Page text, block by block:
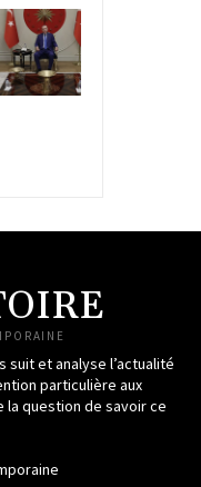
et analyse l’actualité
particulière aux
question de savoir ce